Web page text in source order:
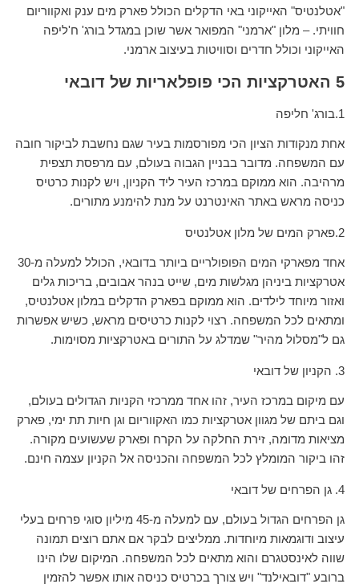
"אטלנטיס" האייקוני באי הדקלים הכולל פארק מים ענק ואקווריום
חוויתי. – מלון "ארמני" המפואר אשר שוכן במגדל בורג' ח'ליפה
האייקוני וכולל חדרים וסוויטות בעיצוב ארמני.
5 האטרקציות הכי פופלאריות של דובאי
1.בורג' חליפה
אחת מנקודות הציון הכי מפורסמות בעיר שגם נחשבת לביקור חובה
עם המשפחה. מדובר בבניין הגבוה בעולם, עם מרפסת תצפית
מרהיבה. הוא ממוקם במרכז העיר ליד הקניון, ויש לקנות כרטיס
כניסה מראש באתר האינטרנט על מנת להימנע מתורים.
2.פארק המים של מלון אטלנטיס
אחד מפארקי המים הפופולריים ביותר בדובאי, הכולל למעלה מ-30
אטרקציות ביניהן מגלשות מים, שייט בנהר אבובים, בריכות גלים
ואזור מיוחד לילדים. הוא ממוקם בפארק הדקלים במלון אטלנטיס,
ומתאים לכל המשפחה. רצוי לקנות כרטיסים מראש, כשיש אפשרות
גם ל"מסלול מהיר" שמדלג על התורים באטרקציות מסוימות.
3. הקניון של דובאי
עם מיקום במרכז העיר, זהו אחד ממרכזי הקניות הגדולים בעולם,
וגם ביתם של מגוון אטרקציות כמו האקווריום וגן חיות תת ימי, פארק
מציאות מדומה, זירת החלקה על הקרח ופארק שעשועים מקורה.
זהו ביקור המומלץ לכל המשפחה והכניסה אל הקניון עצמה חינם.
4. גן הפרחים של דובאי
גן הפרחים הגדול בעולם, עם למעלה מ-45 מיליון סוגי פרחים בעלי
עיצוב ודוגמאות מיוחדות. ממליצים לבקר אם אתם רוצים תמונה
שווה לאינסטגרם והוא מתאים לכל המשפחה. המיקום שלו הינו
ברובע "דובאילנד" ויש צורך בכרטיס כניסה אותו אפשר להזמין